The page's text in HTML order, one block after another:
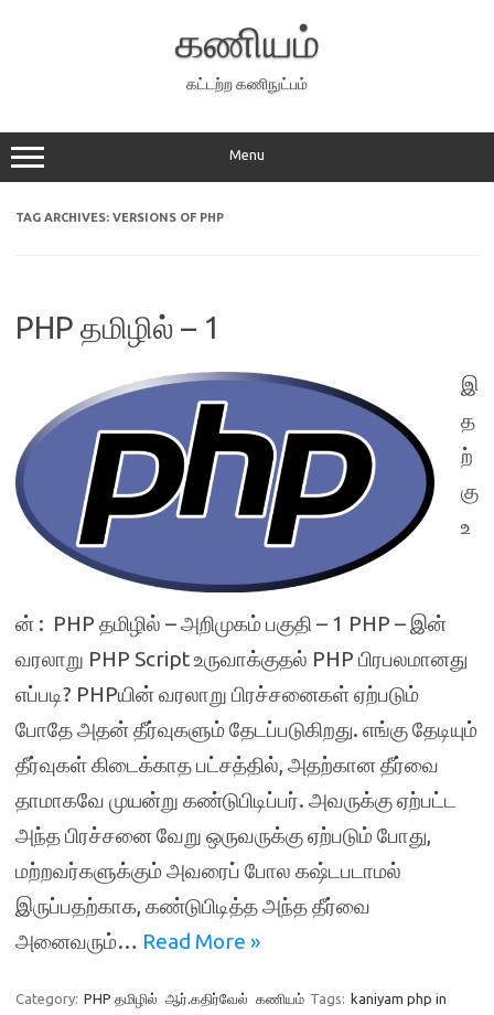
கணியம்
கட்டற்ற கணிநுட்பம்
Menu
TAG ARCHIVES: VERSIONS OF PHP
PHP தமிழில் – 1
இ
த
ற்
கு
உ
ன் : PHP தமிழில் – அறிமுகம் பகுதி – 1 PHP – இன்
வரலாறு PHP Script உருவாக்குதல் PHP பிரபலமானது
எப்படி? PHPயின் வரலாறு பிரச்சனைகள் ஏற்படும்
போதே அதன் தீர்வுகளும் தேடப்படுகிறது. எங்கு தேடியும்
தீர்வுகள் கிடைக்காத பட்சத்தில், அதற்கான தீர்வை
தாமாகவே முயன்று கண்டுபிடிப்பர். அவருக்கு ஏற்பட்ட
அந்த பிரச்சனை வேறு ஒருவருக்கு ஏற்படும் போது,
மற்றவர்களுக்கும் அவரைப் போல கஷ்டபடாமல்
இருப்பதற்காக, கண்டுபிடித்த அந்த தீர்வை
அனைவரும்… Read More »
Category: PHP தமிழில் ஆர்.கதிர்வேல் கணியம் Tags: kaniyam php in